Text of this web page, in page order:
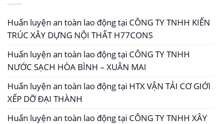
Huấn luyện an toàn lao động tại CÔNG TY TNHH KIẾN
TRÚC XÂY DỰNG NỘI THẤT H77CONS
Huấn luyện an toàn lao động tại CÔNG TY TNHH
NƯỚC SẠCH HÒA BÌNH – XUÂN MAI
Huấn luyện an toàn lao động tại HTX VẬN TẢI CƠ GIỚI
XẾP DỠ ĐẠI THÀNH
Huấn luyện an toàn lao động tại CÔNG TY TNHH XÂY